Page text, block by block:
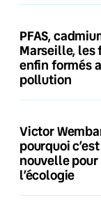
PFAS,
Marseille, les
enfin formés
pollution
Victor
pourquoi
nouvelle
l’écologie